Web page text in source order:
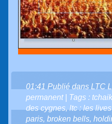
01:41 Publié dans LTC
permanent| Tags :
des cygnes,ltc : les
paris, broken bells,